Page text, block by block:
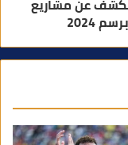
تكشف عن مشاريع
2024